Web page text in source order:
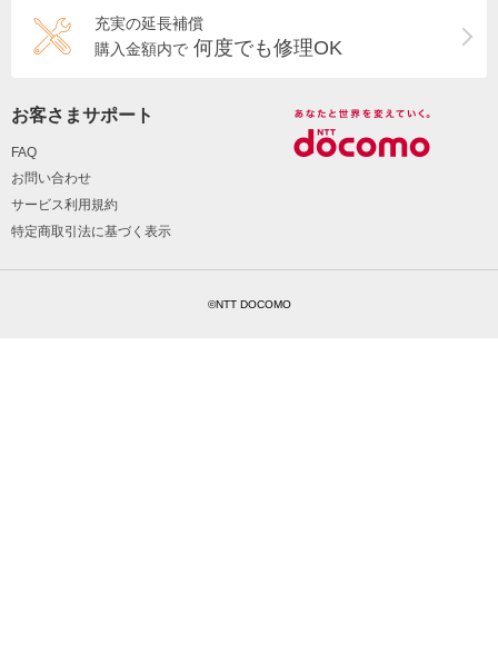
充実の延長補償
購入金額内で 何度でも修理OK
お客さまサポート
FAQ
お問い合わせ
サービス利用規約
特定商取引法に基づく表示
©NTT DOCOMO